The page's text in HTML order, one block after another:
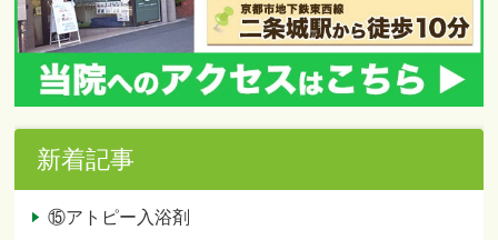
新着記事
⑮アトピー入浴剤